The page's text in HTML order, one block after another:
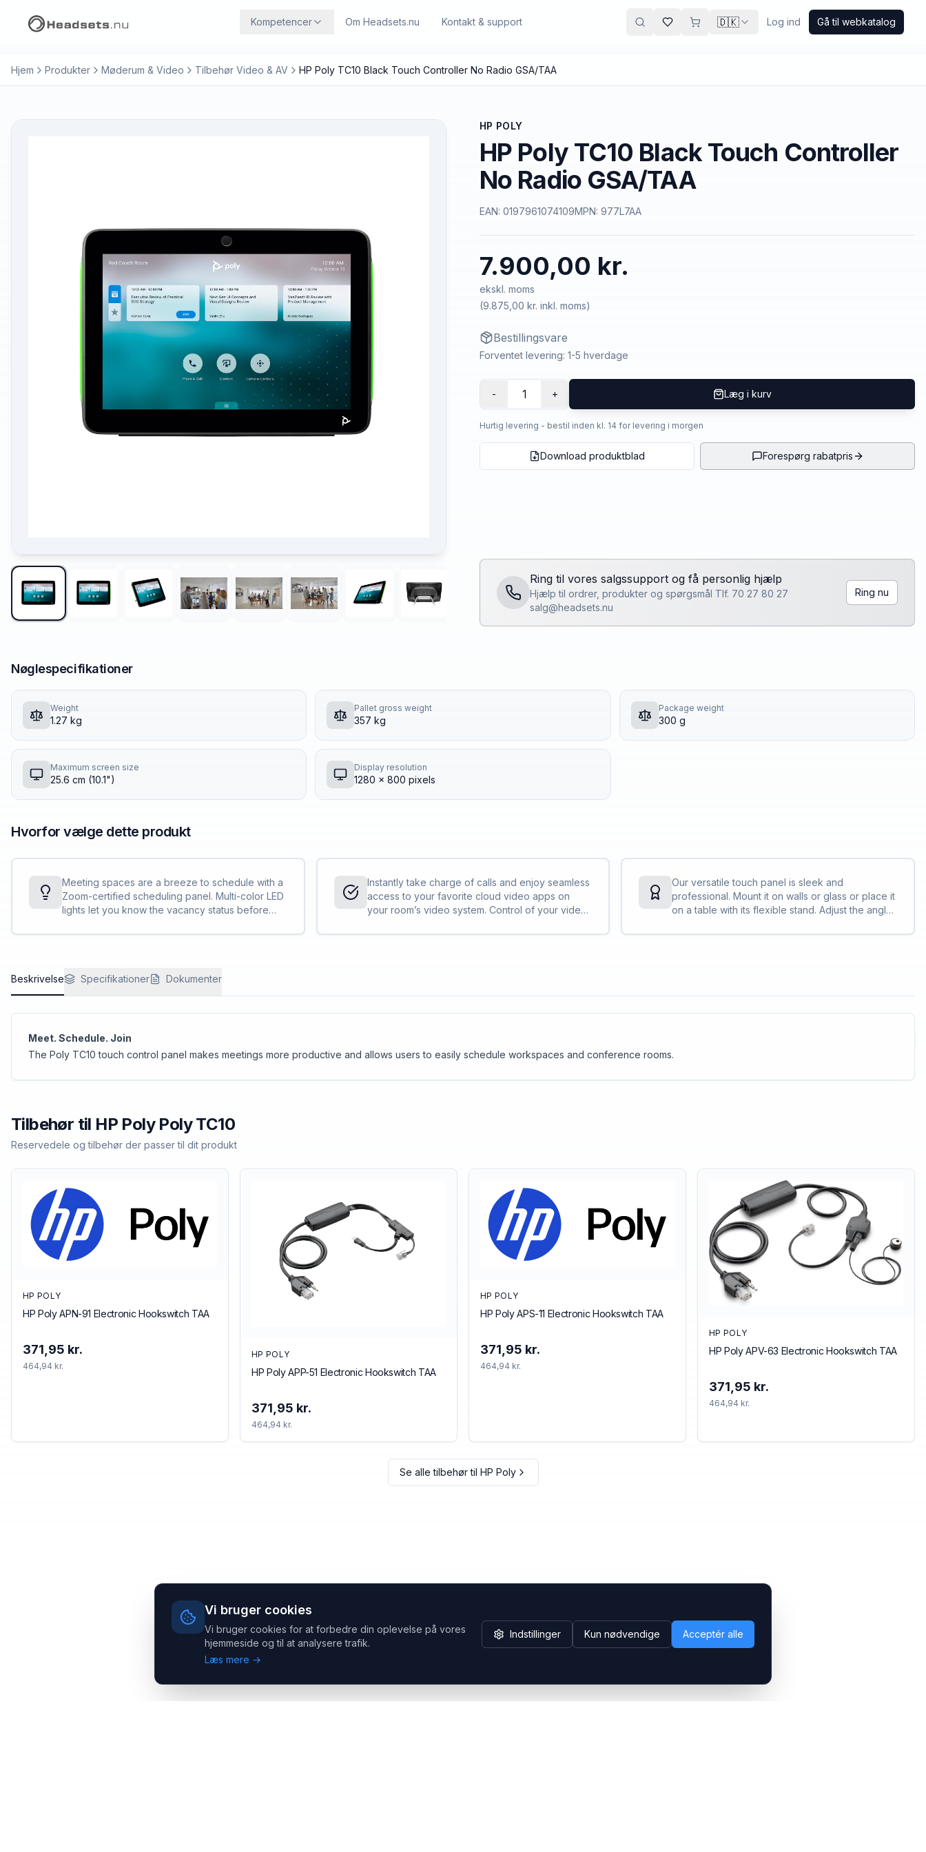
Vi bruger cookies
Vi bruger cookies for at forbedre din oplevelse på vores
hjemmeside og til at analysere trafik.
Læs mere →
Indstillinger Kun nødvendige Acceptér alle
Kompetencer Om Headsets.nu Kontakt & support 🇩🇰 Log ind Gå til webkatalog
Hjem Produkter Møderum & Video Tilbehør Video & AV HP Poly TC10 Black Touch Controller No Radio GSA/TAA
HP POLY
HP Poly TC10 Black Touch Controller
No Radio GSA/TAA
EAN: 0197961074109MPN: 977L7AA
7.900,00 kr.
ekskl. moms
(9.875,00 kr. inkl. moms)
Bestillingsvare
Forventet levering: 1-5 hverdage
- 1 + Læg i kurv
Hurtig levering - bestil inden kl. 14 for levering i morgen
Download produktblad Forespørg rabatpris
Ring til vores salgssupport og få personlig hjælp
Hjælp til ordrer, produkter og spørgsmål Tlf. 70 27 80 27
salg@headsets.nu
Ring nu
Nøglespecifikationer
Weight
1.27 kg
Pallet gross weight
357 kg
Package weight
300 g
Maximum screen size
25.6 cm (10.1")
Display resolution
1280 x 800 pixels
Hvorfor vælge dette produkt
Meeting spaces are a breeze to schedule with a
Zoom-certified scheduling panel. Multi-color LED
lights let you know the vacancy status before
lets you schedule your next meeting space in
Instantly take charge of calls and enjoy seamless
access to your favorite cloud video apps on
your room’s video system. Control of your video
Our versatile touch panel is sleek and
professional. Mount it on walls or glass or place it
on a table with its flexible stand. Adjust the angle
connectivity, it maintains a clean profile.
Beskrivelse Specifikationer Dokumenter
Meet. Schedule. Join
The Poly TC10 touch control panel makes meetings more productive and allows users to easily schedule workspaces and conference rooms.
Tilbehør til HP Poly Poly TC10
Reservedele og tilbehør der passer til dit produkt
HP POLY
HP Poly APN-91 Electronic Hookswitch TAA
371,95 kr.
464,94 kr.
HP POLY
HP Poly APP-51 Electronic Hookswitch TAA
371,95 kr.
464,94 kr.
HP POLY
HP Poly APS-11 Electronic Hookswitch TAA
371,95 kr.
464,94 kr.
HP POLY
HP Poly APV-63 Electronic Hookswitch TAA
371,95 kr.
464,94 kr.
Se alle tilbehør til HP Poly